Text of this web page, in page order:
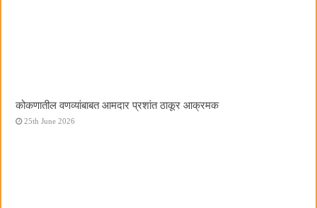
कोकणातील वणव्यांबाबत आमदार प्रशांत ठाकूर आक्रमक
25th June 2026